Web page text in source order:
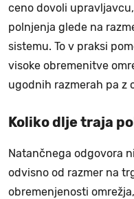
ceno dovoli
polnjenja glede na
sistemu. To v praksi
visoke obremenitve
ugodnih razmerah pa z
Koliko dlje traja
Natančnega odgovora
odvisno od razmer na
obremenjenosti